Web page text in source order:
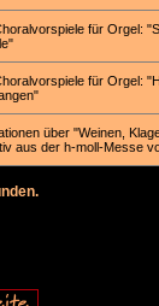
für Orgel:
für Orgel:
über "Weinen,
aus der h-moll-Messe